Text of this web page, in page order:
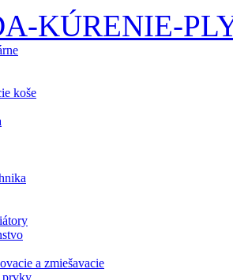
KÚRENIE-
koše
a zmiešavacie
prvky